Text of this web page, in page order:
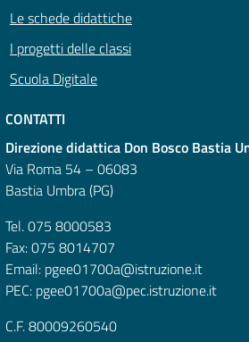
Le schede didattiche
I progetti delle classi
Scuola Digitale
CONTATTI
Direzione didattica Don Bosco Bastia
Via Roma 54 – 06083
Bastia Umbra (PG)
Tel. 075 8000583
Fax: 075 8014707
Email: pgee01700a@istruzione.it
PEC: pgee01700a@pec.istruzione.it
C.F. 80009260540